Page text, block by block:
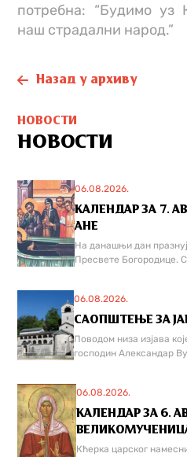
потребна: “Будимо уз
наш страдални народ.”
Назад у архиву
НОВОСТИ
НОВОСТИ
06.08.2026.
КАЛЕНДАР ЗА 7.
АНЕ
На данашњи дан
Пресвете Богородице.
06.08.2026.
САОПШТЕЊЕ ЗА
Поводом низа изјава
господин Александар
06.08.2026.
КАЛЕНДАР ЗА 6.
Кћерка царског